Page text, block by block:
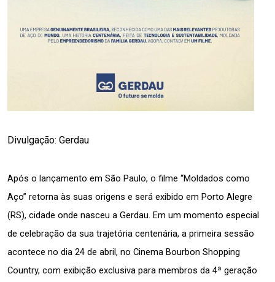
Divulgação: Gerdau
Após o lançamento em São Paulo, o filme “Moldados como
Aço” retorna às suas origens e será exibido em Porto Alegre
(RS), cidade onde nasceu a Gerdau. Em um momento especial
de celebração da sua trajetória centenária, a primeira sessão
acontece no dia 24 de abril, no Cinema Bourbon Shopping
Country, com exibição exclusiva para membros da 4ª geração